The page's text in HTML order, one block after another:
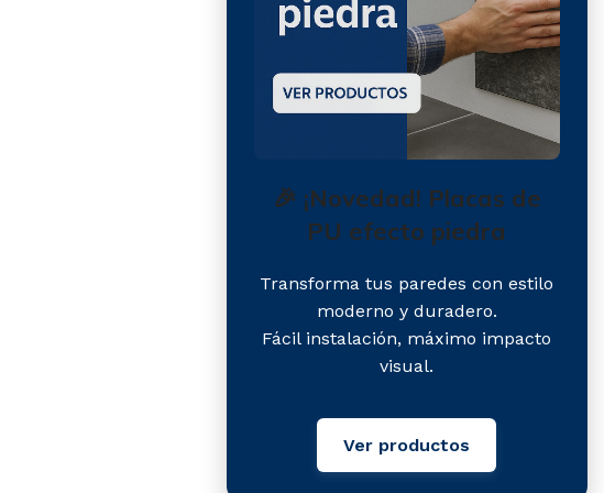
🎉 ¡Novedad! Placas de
PU efecto piedra
Transforma tus paredes con estilo
moderno y duradero.
Fácil instalación, máximo impacto
visual.
Ver productos